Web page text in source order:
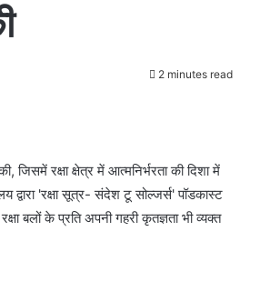
2 minutes read
जिसमें रक्षा क्षेत्र में आत्मनिर्भरता की दिशा में
द्वारा 'रक्षा सूत्र- संदेश टू सोल्जर्स' पॉडकास्ट
बलों के प्रति अपनी गहरी कृतज्ञता भी व्यक्त